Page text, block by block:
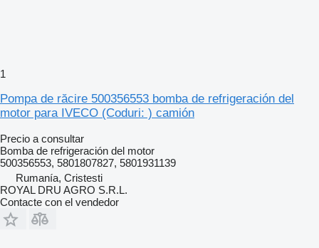
1
Pompa de răcire 500356553 bomba de refrigeración del
motor para IVECO (Coduri: ) camión
Precio a consultar
Bomba de refrigeración del motor
500356553, 5801807827, 5801931139
Rumanía, Cristesti
ROYAL DRU AGRO S.R.L.
Contacte con el vendedor